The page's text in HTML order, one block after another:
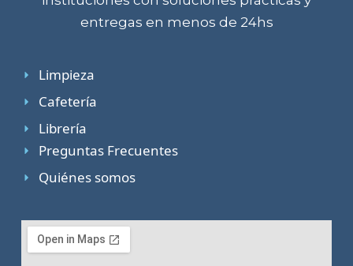
entregas en menos de 24hs
Limpieza
Cafetería
Librería
Preguntas Frecuentes
Quiénes somos